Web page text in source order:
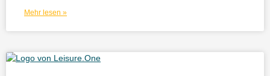
Mehr lesen »